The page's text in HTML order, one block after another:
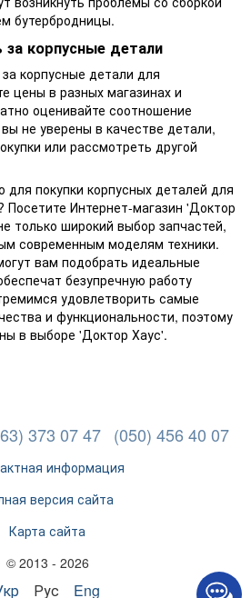
бутербродницы.
за корпусные детали
корпусные детали для
цены в разных магазинах и
оценивайте соотношение
не уверены в качестве детали,
или рассмотреть другой
покупки корпусных деталей для
Интернет-магазин 'Доктор
только широкий выбор запчастей,
современным моделям техники.
вам подобрать идеальные
безупречную работу
удовлетворить самые
и функциональности, поэтому
в выборе 'Доктор Хаус'.
373 07 47 (050) 456 40 07
информация
версия сайта
Карта сайта
© 2013 - 2026
Рус Eng